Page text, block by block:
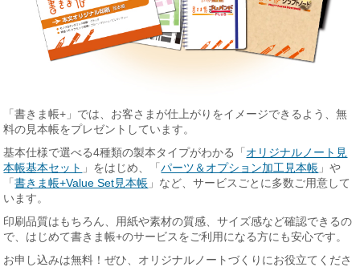
「書きま帳+」では、お客さまが仕上がりをイメージできるよう、無
料の見本帳をプレゼントしています。
基本仕様で選べる4種類の製本タイプがわかる「 オリジナルノート見
本帳基本セット 」をはじめ、「パーツ＆オプション加工見本帳 」や
「書きま帳+Value Set見本帳 」など、サービスごとに多数ご用意して
います。
印刷品質はもちろん、用紙や素材の質感、サイズ感など確認できるの
で、はじめて書きま帳+のサービスをご利用になる方にも安心です。
お申し込みは無料！ぜひ、オリジナルノートづくりにお役立てくださ